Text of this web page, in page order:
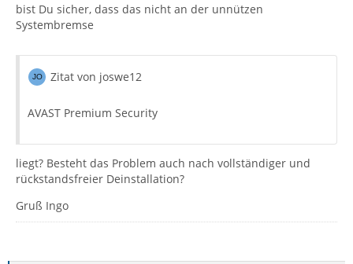
bist Du sicher, dass das nicht an der unnützen
Systembremse
Zitat von joswe12
AVAST Premium Security
liegt? Besteht das Problem auch nach vollständiger und
rückstandsfreier Deinstallation?
Gruß Ingo